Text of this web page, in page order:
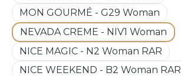
MON GOURMÉ - G29 Woman
NEVADA CREME - NIV1 Woman
NICE MAGIC - N2 Woman RAR
NICE WEEKEND - B2 Woman RAR